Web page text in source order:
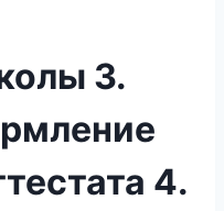
3.
4.